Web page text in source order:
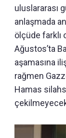
uluslararası
anlaşmada
ölçüde farklı
Ağustos’ta
aşamasına
rağmen
Hamas